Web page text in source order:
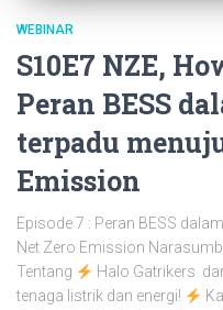
WEBINAR
S10E7 NZE,
Peran BESS
terpadu
Emission
Episode 7 : Peran BESS
Net Zero Emission
Tentang
Halo Gatrikers
tenaga listrik dan energi!